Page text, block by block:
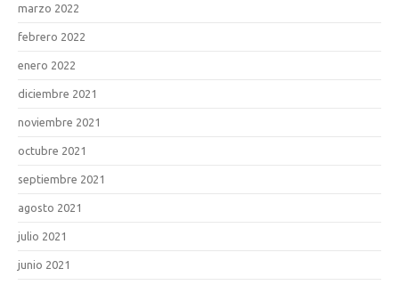
marzo 2022
febrero 2022
enero 2022
diciembre 2021
noviembre 2021
octubre 2021
septiembre 2021
agosto 2021
julio 2021
junio 2021